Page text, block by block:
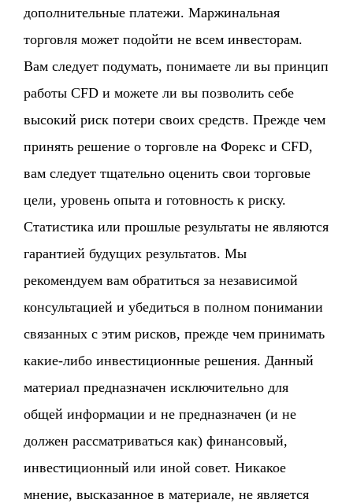
дополнительные платежи. Маржинальная
торговля может подойти не всем инвесторам.
Вам следует подумать, понимаете ли вы принцип
работы CFD и можете ли вы позволить себе
высокий риск потери своих средств. Прежде чем
принять решение о торговле на Форекс и CFD,
вам следует тщательно оценить свои торговые
цели, уровень опыта и готовность к риску.
Статистика или прошлые результаты не являются
гарантией будущих результатов. Мы
рекомендуем вам обратиться за независимой
консультацией и убедиться в полном понимании
связанных с этим рисков, прежде чем принимать
какие-либо инвестиционные решения. Данный
материал предназначен исключительно для
общей информации и не предназначен (и не
должен рассматриваться как) финансовый,
инвестиционный или иной совет. Никакое
мнение, высказанное в материале, не является